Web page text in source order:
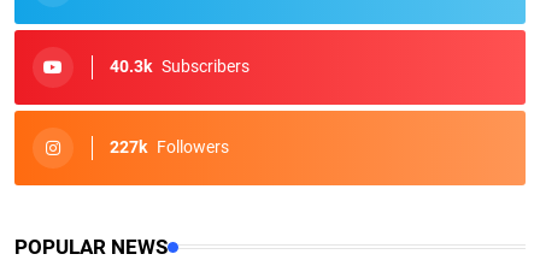
40.3k Subscribers
227k Followers
POPULAR NEWS